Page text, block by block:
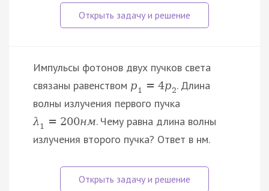
Импульсы фотонов двух пучков света
связаны равенством p1 = 4p2. Длина
волны излучения первого пучка
λ 1 = 200нм. Чему равна длина волны
излучения второго пучка? Ответ в нм.